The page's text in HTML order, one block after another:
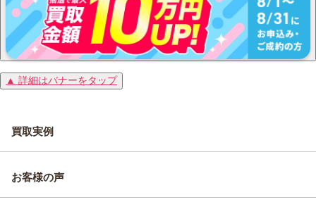
▲ 詳細はバナーをタップ
買取実例
お客様の声